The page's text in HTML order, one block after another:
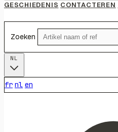
GESCHIEDENIS CONTACTEREN
Zoeken
fr nl en